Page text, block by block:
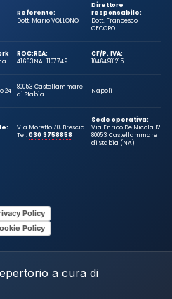
Referente:
Dott. Mario VOLLONO
Direttore
responsabile:
Dott. Francesco
CECORO
ROC:
41663
REA:
NA-1107749
CF/P. IVA:
10464981215
24
80053 Castellammare
di Stabia
Napoli
Via Moretto 70, Brescia
Tel.030 3758858
Sede operativa:
Via Enrico De Nicola 12
80053 Castellammare
di Stabia (NA)
Policy
Policy
a cura di